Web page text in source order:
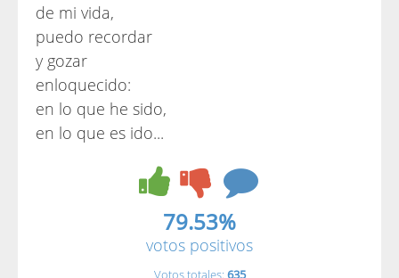
de mi vida,
puedo recordar
y gozar
enloquecido:
en lo que he sido,
en lo que es ido...
79.53%
votos positivos
Votos totales: 635